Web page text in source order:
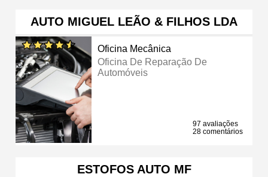
AUTO MIGUEL LEÃO & FILHOS LDA
Oficina Mecânica
Oficina De Reparação De
Automóveis
97 avaliações
28 comentários
ESTOFOS AUTO MF